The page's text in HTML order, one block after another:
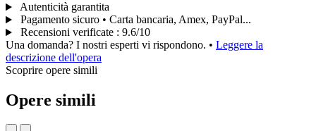
Autenticità garantita
Pagamento sicuro • Carta bancaria, Amex, PayPal...
Recensioni verificate : 9.6/10
Una domanda? I nostri esperti vi rispondono. • Leggere la
descrizione dell'opera
Scoprire opere simili
Opere simili